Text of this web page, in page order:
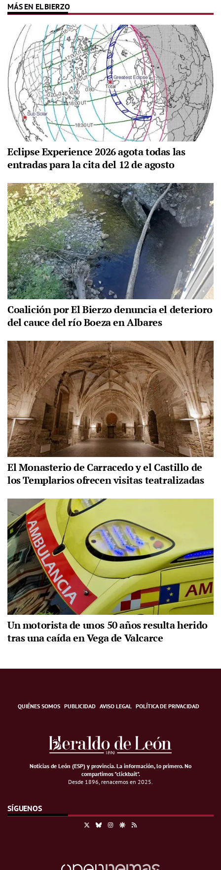
MÁS EN EL BIERZO
Eclipse Experience 2026 agota todas las
entradas para la cita del 12 de agosto
Coalición por El Bierzo denuncia el deterioro
del cauce del río Boeza en Albares
El Monasterio de Carracedo y el Castillo de
los Templarios ofrecen visitas teatralizadas
Un motorista de unos 50 años resulta herido
tras una caída en Vega de Valcarce
QUIÉNES SOMOS PUBLICIDAD AVISO LEGAL POLÍTICA DE PRIVACIDAD
Noticias de León (ESP) y provincia. La información, lo primero.No
compartimos "clickbait".
Desde 1896, renacemos en 2025.
SÍGUENOS
BlueskyInstagramGoogle Discover